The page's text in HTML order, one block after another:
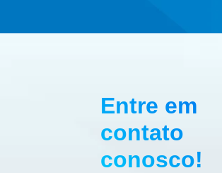
Entre em
contato
conosco!